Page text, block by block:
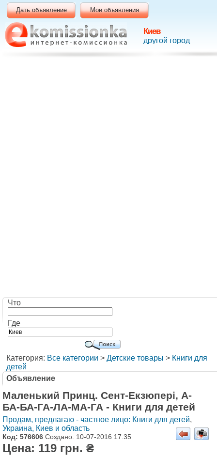
Киев
другой город
Дать объявление Мои объявления
Что
Где
Категория: Все категории > Детские товары > Книги для
детей
Объявление
Маленький Принц. Сент-Екзюпері, А-
БА-БА-ГА-ЛА-МА-ГА - Книги для детей
Продам, предлагаю - частное лицо: Книги для детей,
Украина, Киев и область
Код: 576606 Создано: 10-07-2016 17:35
Цена: 119 грн. ₴